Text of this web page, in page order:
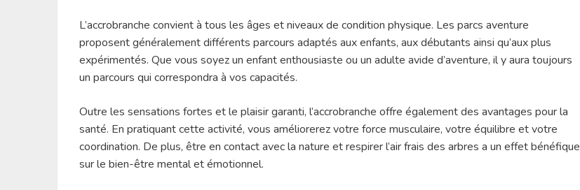
L’accrobranche convient à tous les âges et niveaux de condition physique. Les parcs aventure
proposent généralement différents parcours adaptés aux enfants, aux débutants ainsi qu’aux plus
expérimentés. Que vous soyez un enfant enthousiaste ou un adulte avide d’aventure, il y aura toujours
un parcours qui correspondra à vos capacités.
Outre les sensations fortes et le plaisir garanti, l’accrobranche offre également des avantages pour la
santé. En pratiquant cette activité, vous améliorerez votre force musculaire, votre équilibre et votre
coordination. De plus, être en contact avec la nature et respirer l’air frais des arbres a un effet bénéfique
sur le bien-être mental et émotionnel.